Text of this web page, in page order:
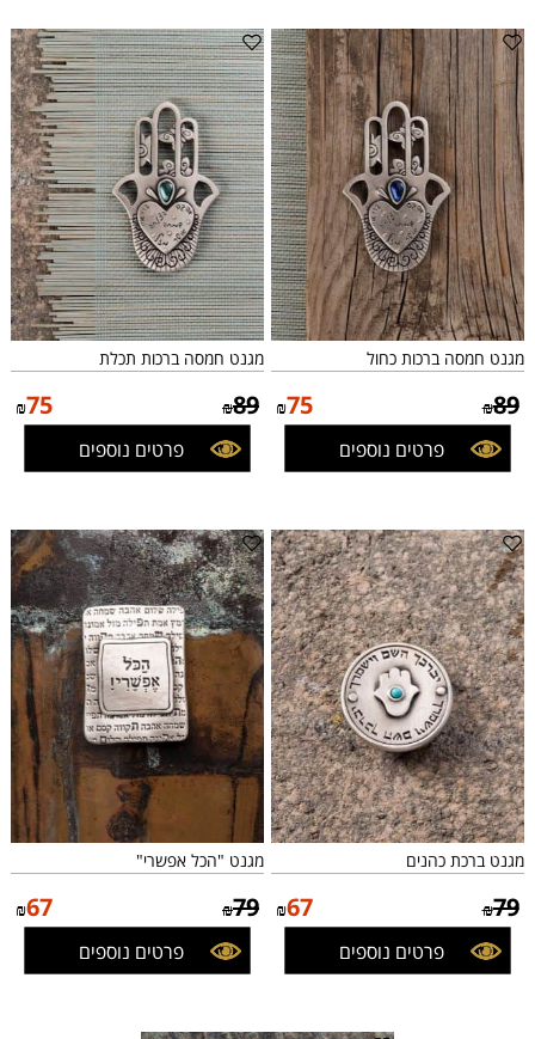
מגנט חמסה ברכות כחול
₪89
₪75
פרטים נוספים
מגנט חמסה ברכות תכלת
₪89
₪75
פרטים נוספים
מגנט ברכת כהנים
₪79
₪67
פרטים נוספים
מגנט "הכל אפשרי"
₪79
₪67
פרטים נוספים